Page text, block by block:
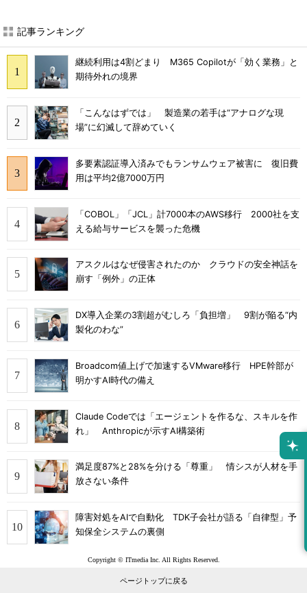
記事ランキング
継続利用は4割どまり M365 Copilotが「効く業務」と
期待外れの境界
「こんなはずでは」 製造業の若手は“アナログな現
場”に幻滅して辞めていく
多要素認証導入済みでもランサムウェア被害に 復旧費
用は平均2億7000万円
「COBOL」「JCL」計7000本のAWS移行 2000社を支
える給与サービスを襲った危機
アスクルはなぜ侵害されたのか クラウドの安全神話を
崩す「例外」の正体
DX導入企業の3割超がむしろ「負担増」 9割が陥る“内
製化のわな”
Broadcom値上げで加速するVMware移行 HPE幹部が
明かすAI時代の備え
Claude Codeでは「エージェントを作るな、スキルを作
れ」 Anthropicが示すAI構築術
満足度87%と28%を分ける「尊重」 情シスが人材を手
放さない条件
障害対処をAIで自動化 TDK子会社が語る「自律型」予
知保全システムの裏側
Copyright © ITmedia Inc. All Rights Reserved.
ページトップに戻る